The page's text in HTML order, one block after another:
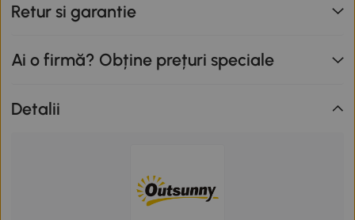
Retur si garantie
Ai o firmă? Obține prețuri speciale
Detalii